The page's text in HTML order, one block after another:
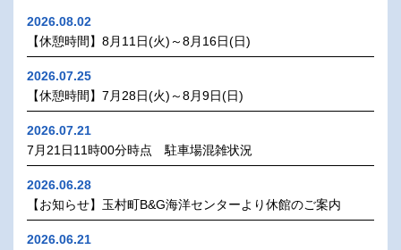
2026.08.02
【休憩時間】8月11日(火)～8月16日(日)
2026.07.25
【休憩時間】7月28日(火)～8月9日(日)
2026.07.21
7月21日11時00分時点 駐車場混雑状況
2026.06.28
【お知らせ】玉村町B&G海洋センターより休館のご案内
2026.06.21